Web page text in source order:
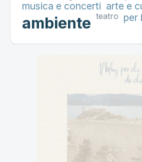
musica e concerti arte e
ambiente teatro per